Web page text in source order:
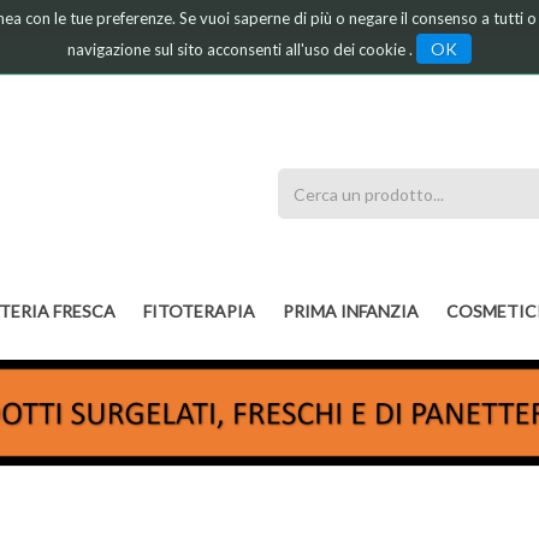
con le tue preferenze. Se vuoi saperne di più o negare il consenso a tutti
navigazione sul sito acconsenti all'uso dei cookie .
OK
Prodotto
FRESCA FITOTERAPIA PRIMA INFANZIA